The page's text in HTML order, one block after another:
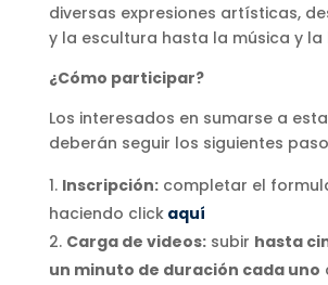
diversas expresiones artísticas,
y la escultura hasta la música y
¿Cómo participar?
Los interesados en sumarse a
deberán seguir los siguientes
Inscripción:completar el
haciendo clickaquí
Carga de videos:subir hasta
un minuto de duración cada uno